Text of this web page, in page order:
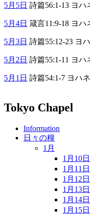
5月5日 詩篇56:1-13 ヨハ
5月4日 箴言11:9-18 ヨハ
5月3日 詩篇55:12-23 ヨ
5月2日 詩篇55:1-11 ヨハ
5月1日 詩篇54:1-7 ヨハ
Tokyo Chapel
Information
日々の糧
1月
1月10日
1月11日
1月12日
1月13日
1月14日
1月15日